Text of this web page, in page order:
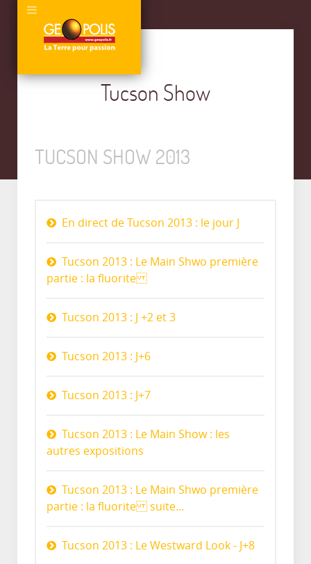
Tucson Show
TUCSON SHOW 2013
En direct de Tucson 2013 : le jour J
Tucson 2013 : Le Main Shwo première
partie : la fluorite
Tucson 2013 : J +2 et 3
Tucson 2013 : J+6
Tucson 2013 : J+7
Tucson 2013 : Le Main Show : les
autres expositions
Tucson 2013 : Le Main Shwo première
partie : la fluorite suite...
Tucson 2013 : Le Westward Look - J+8